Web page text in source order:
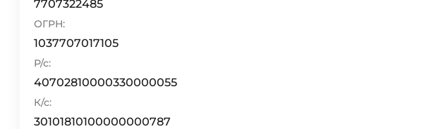
7707322485
ОГРН:
1037707017105
Р/с:
40702810000330000055
К/с:
30101810100000000787